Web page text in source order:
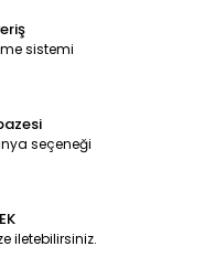
sistemi
seçeneği
iletebilirsiniz.